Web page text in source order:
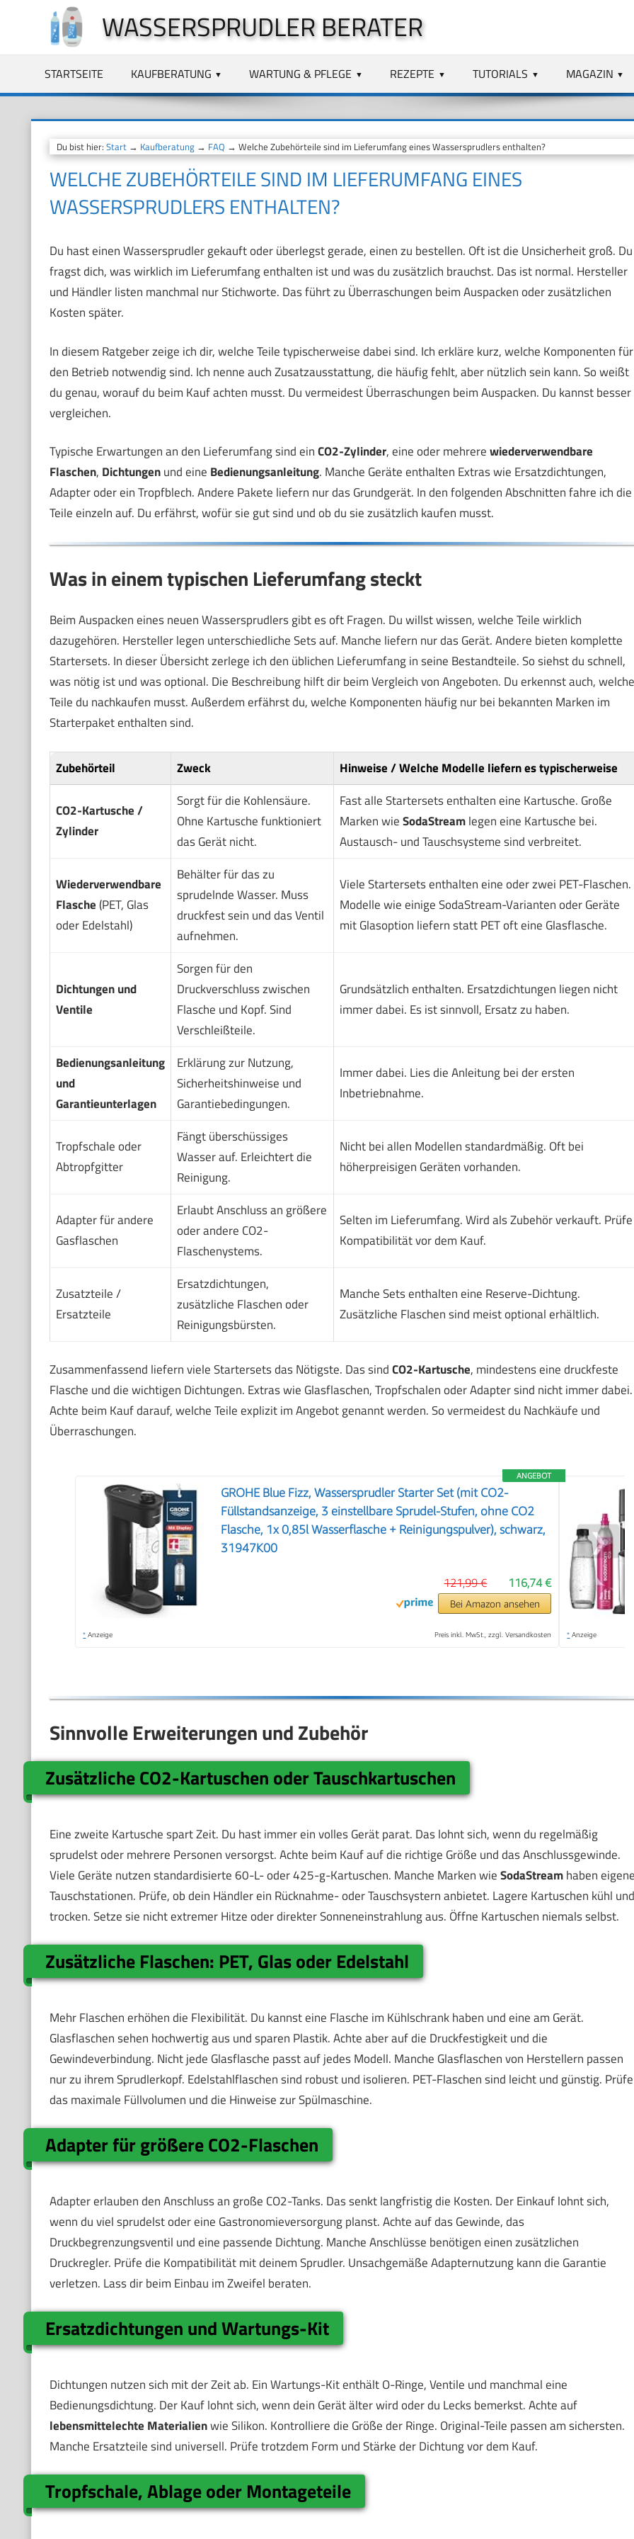
springen
WASSERSPRUDLER BERATER
STARTSEITE KAUFBERATUNG WARTUNG & PFLEGE REZEPTE TUTORIALS MAGAZIN
Du bist hier: Start→ Kaufberatung→ FAQ → Welche Zubehörteile sind im Lieferumfang eines Wassersprudlers enthalten?
WELCHE ZUBEHÖRTEILE SIND IM LIEFERUMFANG EINES
WASSERSPRUDLERS ENTHALTEN?
Du hast einen Wassersprudler gekauft oder überlegst gerade, einen zu bestellen. Oft ist die Unsicherheit groß. Du
fragst dich, was wirklich im Lieferumfang enthalten ist und was du zusätzlich brauchst. Das ist normal. Hersteller
und Händler listen manchmal nur Stichworte. Das führt zu Überraschungen beim Auspacken oder zusätzlichen
Kosten später.
In diesem Ratgeber zeige ich dir, welche Teile typischerweise dabei sind. Ich erkläre kurz, welche Komponenten für
den Betrieb notwendig sind. Ich nenne auch Zusatzausstattung, die häufig fehlt, aber nützlich sein kann. So weißt
du genau, worauf du beim Kauf achten musst. Du vermeidest Überraschungen beim Auspacken. Du kannst besser
vergleichen.
Typische Erwartungen an den Lieferumfang sind einCO2-Zylinder, eine oder mehrerewiederverwendbare
Flaschen, Dichtungenund eine Bedienungsanleitung. Manche Geräte enthalten Extras wie Ersatzdichtungen,
Adapter oder ein Tropfblech. Andere Pakete liefern nur das Grundgerät. In den folgenden Abschnitten fahre ich die
Teile einzeln auf. Du erfährst, wofür sie gut sind und ob du sie zusätzlich kaufen musst.
Was in einem typischen Lieferumfang steckt
Beim Auspacken eines neuen Wassersprudlers gibt es oft Fragen. Du willst wissen, welche Teile wirklich
dazugehören. Hersteller legen unterschiedliche Sets auf. Manche liefern nur das Gerät. Andere bieten komplette
Startersets. In dieser Übersicht zerlege ich den üblichen Lieferumfang in seine Bestandteile. So siehst du schnell,
was nötig ist und was optional. Die Beschreibung hilft dir beim Vergleich von Angeboten. Du erkennst auch, welche
Teile du nachkaufen musst. Außerdem erfährst du, welche Komponenten häufig nur bei bekannten Marken im
Starterpaket enthalten sind.
Zubehörteil Zweck Hinweise / Welche Modelle liefern es typischerweise
CO2-Kartusche /
Zylinder
Sorgt für die Kohlensäure.
Ohne Kartusche funktioniert
das Gerät nicht.
Fast alle Startersets enthalten eine Kartusche. Große
Marken wieSodaStreamlegen eine Kartusche bei.
Austausch- und Tauschsysteme sind verbreitet.
Wiederverwendbare
Flasche(PET, Glas
oder Edelstahl)
Behälter für das zu
sprudelnde Wasser. Muss
druckfest sein und das Ventil
aufnehmen.
Viele Startersets enthalten eine oder zwei PET-Flaschen.
Modelle wie einige SodaStream-Varianten oder Geräte
mit Glasoption liefern statt PET oft eine Glasflasche.
Dichtungen und
Ventile
Sorgen für den
Druckverschluss zwischen
Flasche und Kopf. Sind
Verschleißteile.
Grundsätzlich enthalten. Ersatzdichtungen liegen nicht
immer dabei. Es ist sinnvoll, Ersatz zu haben.
Bedienungsanleitung
und
Garantieunterlagen
Erklärung zur Nutzung,
Sicherheitshinweise und
Garantiebedingungen.
Immer dabei. Lies die Anleitung bei der ersten
Inbetriebnahme.
Tropfschale oder
Abtropfgitter
Fängt überschüssiges
Wasser auf. Erleichtert die
Reinigung.
Nicht bei allen Modellen standardmäßig. Oft bei
höherpreisigen Geräten vorhanden.
Adapter für andere
Gasflaschen
Erlaubt Anschluss an größere
oder andere CO2-
Flaschenystems.
Selten im Lieferumfang. Wird als Zubehör verkauft. Prüfe
Kompatibilität vor dem Kauf.
Zusatzteile /
Ersatzteile
Ersatzdichtungen,
zusätzliche Flaschen oder
Reinigungsbürsten.
Manche Sets enthalten eine Reserve-Dichtung.
Zusätzliche Flaschen sind meist optional erhältlich.
Zusammenfassend liefern viele Startersets das Nötigste. Das sindCO2-Kartusche, mindestens eine druckfeste
Flasche und die wichtigen Dichtungen. Extras wie Glasflaschen, Tropfschalen oder Adapter sind nicht immer dabei.
Achte beim Kauf darauf, welche Teile explizit im Angebot genannt werden. So vermeidest du Nachkäufe und
Überraschungen.
ANGEBOT
GROHE Blue Fizz, Wassersprudler Starter Set (mit CO2-
Füllstandsanzeige, 3 einstellbare Sprudel-Stufen, ohne CO2
Flasche, 1x 0,85l Wasserflasche + Reinigungspulver), schwarz,
31947K00
116,74 €
121,99 €
Bei Amazon ansehen
* Anzeige Preis inkl. MwSt., zzgl. Versandkosten * Anzeige
❯
Sinnvolle Erweiterungen und Zubehör
Zusätzliche CO2-Kartuschen oder Tauschkartuschen
Eine zweite Kartusche spart Zeit. Du hast immer ein volles Gerät parat. Das lohnt sich, wenn du regelmäßig
sprudelst oder mehrere Personen versorgst. Achte beim Kauf auf die richtige Größe und das Anschlussgewinde.
Viele Geräte nutzen standardisierte 60-L- oder 425-g-Kartuschen. Manche Marken wieSodaStreamhaben eigene
Tauschstationen. Prüfe, ob dein Händler ein Rücknahme- oder Tauschsystern anbietet. Lagere Kartuschen kühl und
trocken. Setze sie nicht extremer Hitze oder direkter Sonneneinstrahlung aus. Öffne Kartuschen niemals selbst.
Zusätzliche Flaschen: PET, Glas oder Edelstahl
Mehr Flaschen erhöhen die Flexibilität. Du kannst eine Flasche im Kühlschrank haben und eine am Gerät.
Glasflaschen sehen hochwertig aus und sparen Plastik. Achte aber auf die Druckfestigkeit und die
Gewindeverbindung. Nicht jede Glasflasche passt auf jedes Modell. Manche Glasflaschen von Herstellern passen
nur zu ihrem Sprudlerkopf. Edelstahlflaschen sind robust und isolieren. PET-Flaschen sind leicht und günstig. Prüfe
das maximale Füllvolumen und die Hinweise zur Spülmaschine.
Adapter für größere CO2-Flaschen
Adapter erlauben den Anschluss an große CO2-Tanks. Das senkt langfristig die Kosten. Der Einkauf lohnt sich,
wenn du viel sprudelst oder eine Gastronomieversorgung planst. Achte auf das Gewinde, das
Druckbegrenzungsventil und eine passende Dichtung. Manche Anschlüsse benötigen einen zusätzlichen
Druckregler. Prüfe die Kompatibilität mit deinem Sprudler. Unsachgemäße Adapternutzung kann die Garantie
verletzen. Lass dir beim Einbau im Zweifel beraten.
Ersatzdichtungen und Wartungs-Kit
Dichtungen nutzen sich mit der Zeit ab. Ein Wartungs-Kit enthält O-Ringe, Ventile und manchmal eine
Bedienungsdichtung. Der Kauf lohnt sich, wenn dein Gerät älter wird oder du Lecks bemerkst. Achte auf
lebensmittelechte Materialienwie Silikon. Kontrolliere die Größe der Ringe. Original-Teile passen am sichersten.
Manche Ersatzteile sind universell. Prüfe trotzdem Form und Stärke der Dichtung vor dem Kauf.
Tropfschale, Ablage oder Montageteile